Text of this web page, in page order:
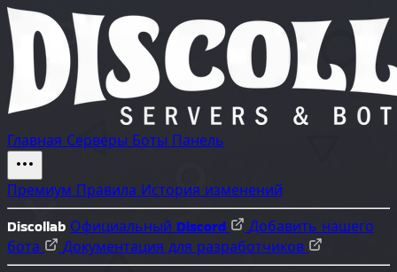
Главная Серверы Боты Панель
Премиум Правила История изменений
Discollab Официальный Discord
Добавить нашего
бота
Документация для разработчиков